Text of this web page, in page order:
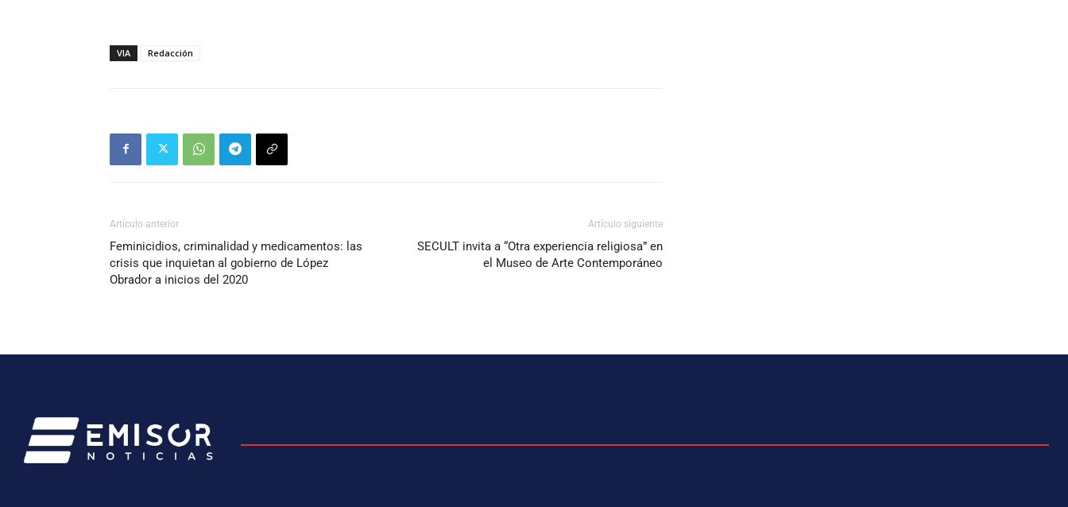
VIA Redacción
Artículo anterior
Feminicidios, criminalidad y medicamentos: las
crisis que inquietan al gobierno de López
Obrador a inicios del 2020
Artículo siguiente
SECULT invita a “Otra experiencia religiosa” en
el Museo de Arte Contemporáneo